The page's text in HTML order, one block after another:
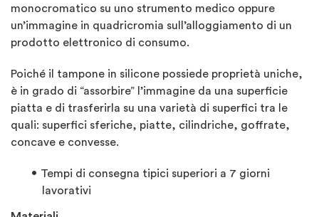
monocromatico su uno strumento medico oppure
un’immagine in quadricromia sull’alloggiamento di un
prodotto elettronico di consumo.
Poiché il tampone in silicone possiede proprietà uniche,
è in grado di “assorbire” l’immagine da una superficie
piatta e di trasferirla su una varietà di superfici tra le
quali: superfici sferiche, piatte, cilindriche, goffrate,
concave e convesse.
Tempi di consegna tipici superiori a 7 giorni
lavorativi